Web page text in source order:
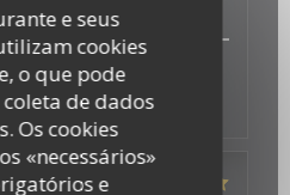
e seus
cookies
o que pode
de dados
Os cookies
«necessários»
e
et plats excellents
prix